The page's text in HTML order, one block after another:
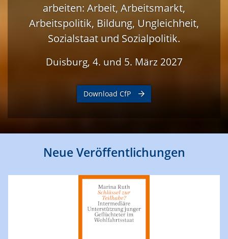
arbeiten: Arbeit, Arbeitsmarkt,
Arbeitspolitik, Bildung, Ungleichheit,
Sozialstaat und Sozialpolitik.
Duisburg, 4. und 5. März 2027
Download CfP
Neue Veröffentlichungen